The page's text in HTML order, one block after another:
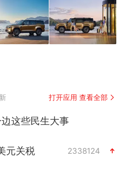
打开应用 查看全部
这些民生大事
元关税 2338124